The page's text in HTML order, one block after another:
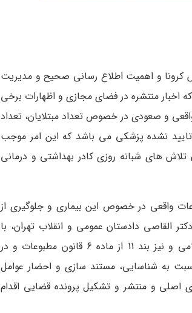
و اهمیت اطلاع رسانی صحیح و مدیریت
اخبار منتشره در فضای مجازی و اظهارات برخی
و صعودی در خصوص تعداد مبتلایان، تعداد
نشده پزشکی می باشد که این امر موجب
های شبانه روزی کادر بهداشتی و درمانی
واقعی در خصوص این بیماری و جلوگیری از
القاصی دادستان عمومی و انقلاب تهران، با
توجه به انطباق موضوع معنون با ماده 746 قانون مجازات اسلامی و نیز بند 11 از ماده 6 قانون مطبوعات و در
صادر تا نسبت به شناسایی، مستند سازی و احضار عوامل
اصلی و منتشر و تشکیل پرونده قضایی اقدام